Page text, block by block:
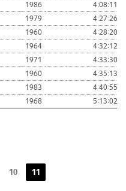
1986
4:08:11
1979
4:27:26
1960
4:28:20
1964
4:32:12
1971
4:33:30
1960
4:35:13
1983
4:40:55
1968 5:13:02
10 11